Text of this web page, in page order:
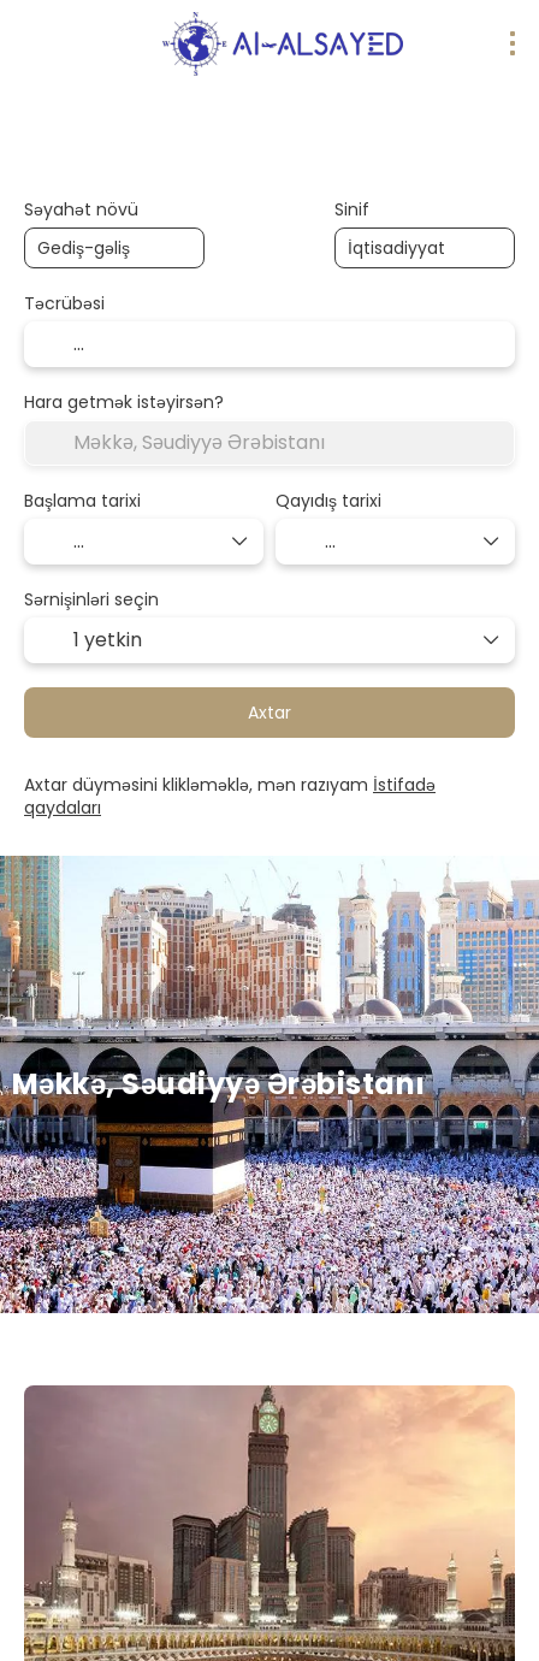
Məkkə, Səudiyyə Ərəbistanı
Səyahət növü Sinif
Təcrübəsi
Hara getmək istəyirsən?
Başlama tarixi Qayıdış tarixi
Sərnişinləri seçin
1 yetkin
Axtar
Axtar düyməsini klikləməklə, mən razıyam İstifadə
qaydaları